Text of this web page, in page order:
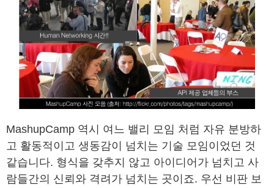
MashupCamp 역시 여느 밸리 모임 처럼 자유 분방하
고 활동적이고 생동감이 넘치는 기술 모임이었던 것
같습니다. 형식을 갖추지 않고 아이디어가 넘치고 사
람들간의 신뢰와 격려가 넘치는 곳이죠. 우선 비판 보